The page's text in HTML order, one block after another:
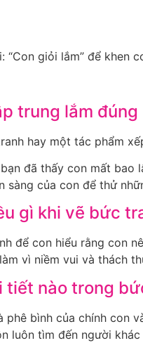
giỏi lắm” để khen
trung lắm đúng
hay một tác phẩm
đã thấy con mất bao
sàng của con để thử
gì khi vẽ bức
để con hiểu rằng con
vì niềm vui và thách
tiết nào trong
phê bình của chính con
luôn tìm đến người